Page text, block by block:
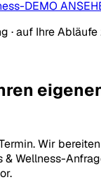
DEMO
· auf Ihre
Wir
& Wellness-